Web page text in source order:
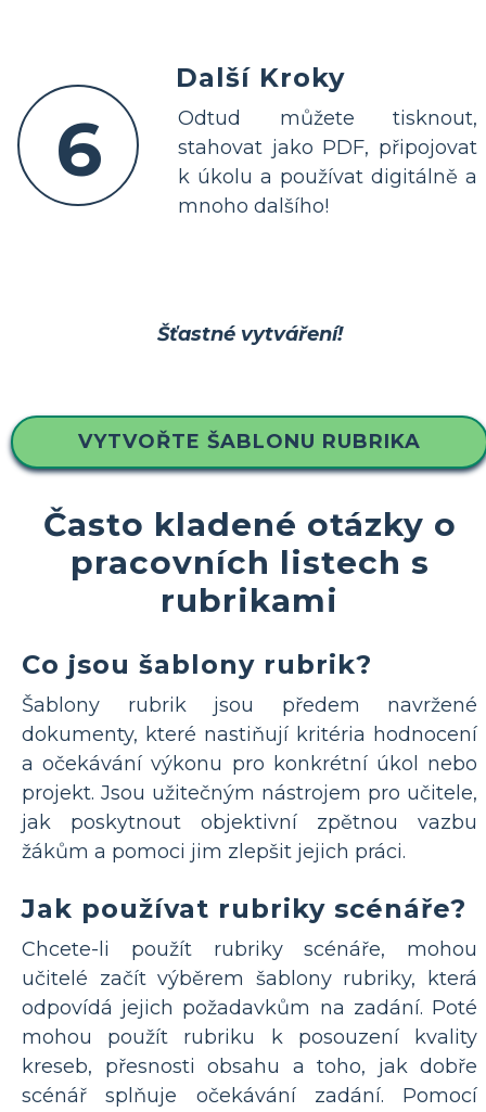
6
Další Kroky
Odtud můžete tisknout,
stahovat jako PDF, připojovat
k úkolu a používat digitálně a
mnoho dalšího!
Šťastné vytváření!
VYTVOŘTE ŠABLONU RUBRIKA
Často kladené otázky o
pracovních listech s
rubrikami
Co jsou šablony rubrik?
Šablony rubrik jsou předem navržené
dokumenty, které nastiňují kritéria hodnocení
a očekávání výkonu pro konkrétní úkol nebo
projekt. Jsou užitečným nástrojem pro učitele,
jak poskytnout objektivní zpětnou vazbu
žákům a pomoci jim zlepšit jejich práci.
Jak používat rubriky scénáře?
Chcete-li použít rubriky scénáře, mohou
učitelé začít výběrem šablony rubriky, která
odpovídá jejich požadavkům na zadání. Poté
mohou použít rubriku k posouzení kvality
kreseb, přesnosti obsahu a toho, jak dobře
scénář splňuje očekávání zadání. Pomocí